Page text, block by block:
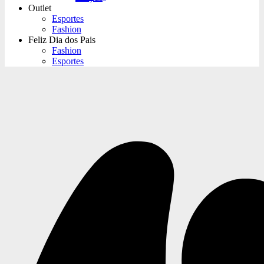
Outlet
Esportes
Fashion
Feliz Dia dos Pais
Fashion
Esportes